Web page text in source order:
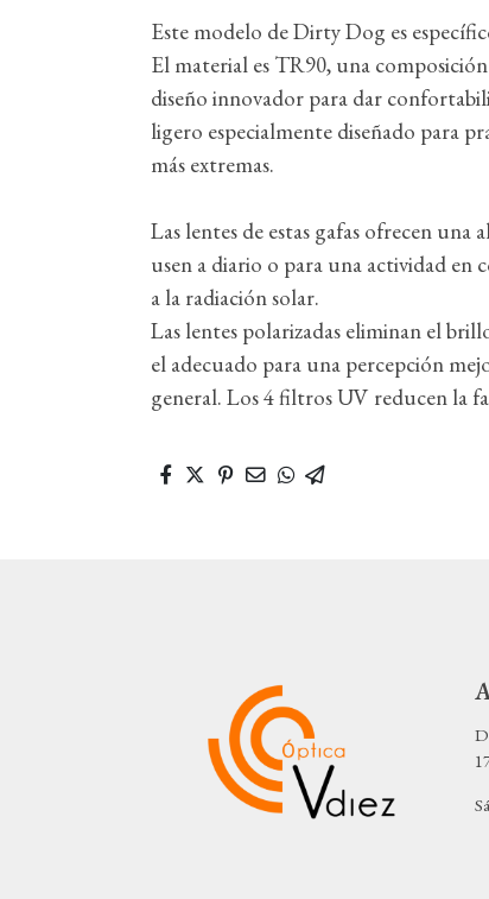
Este modelo de Dirty Dog es
El material es TR90, una
diseño innovador para dar
ligero especialmente diseñado para
más extremas.
Las lentes de estas gafas ofrecen
usen a diario o para una actividad
a la radiación solar.
Las lentes polarizadas eliminan el
el adecuado para una percepción
general. Los 4 filtros UV reducen la